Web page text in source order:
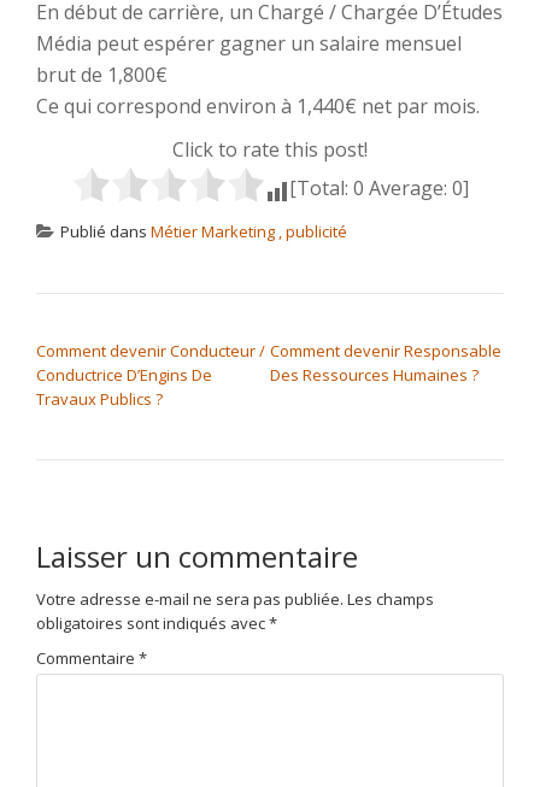
En début de carrière, un Chargé / Chargée D’Études
Média peut espérer gagner un salaire mensuel
brut de 1,800€
Ce qui correspond environ à 1,440€ net par mois.
Click to rate this post!
[Total: 0 Average: 0]
Publié dans Métier Marketing , publicité
Comment devenir Conducteur /
Conductrice D’Engins De
Travaux Publics ?
Comment devenir Responsable
Des Ressources Humaines ?
Laisser un commentaire
Votre adresse e-mail ne sera pas publiée. Les champs
obligatoires sont indiqués avec*
Commentaire *